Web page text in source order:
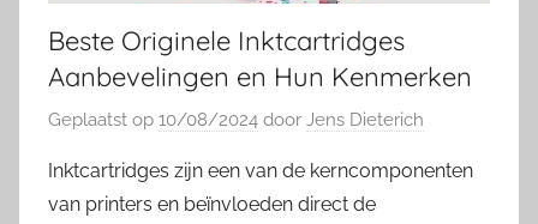
Beste Originele Inktcartridges
Aanbevelingen en Hun Kenmerken
Geplaatst op 10/08/2024 door Jens Dieterich
Inktcartridges zijn een van de kerncomponenten
van printers en beïnvloeden direct de